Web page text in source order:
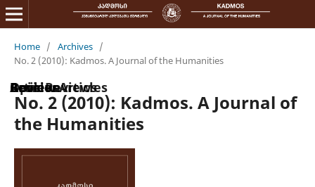
Home / Archives /
No. 2 (2010): Kadmos. A Journal of the Humanities
No. 2 (2010): Kadmos. A Journal of
the Humanities
Articles
Opinion
Review Articles
Book Reviews